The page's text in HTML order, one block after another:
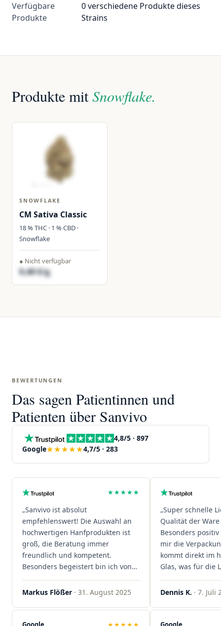
Verfügbare
Produkte
0 verschiedene Produkte dieses
Strains
Produkte mitSnowflake.
SNOWFLAKE
CM Sativa Classic
18 % THC · 1 % CBD ·
Snowflake
● Nicht verfügbar
9,49 €/g
BEWERTUNGEN
Das sagen Patientinnen und
Patienten über Sanvivo
4,8/5 · 897
Google★★★★★4,7/5 · 283
★★★★★
„Sanvivo ist absolut
empfehlenswert! Die Auswahl an
hochwertigen Hanfprodukten ist
groß, die Beratung immer
freundlich und kompetent.
Besonders begeistert bin ich von
der schnellen Rezeptannahme –
alles läuft unkompliziert und
sind extrem zügig, was mir jedes
Mal viel Zeit spart. Man merkt,
Markus Flößer · 31. August 2025
„Super schnelle
Qualität der
Besonders
mir die
kommt direkt im
Glas, was für die
ist. Ich bestelle
wieder!"
Dennis K. · 7. Juli